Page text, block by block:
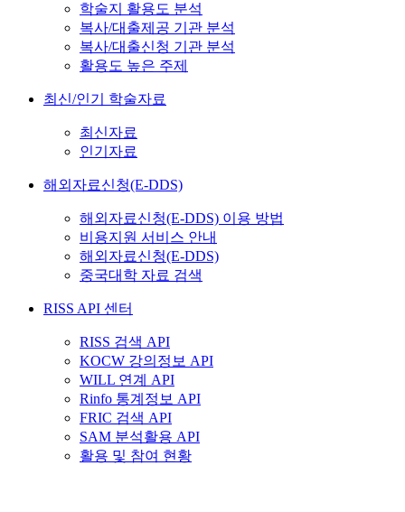
학술지 활용도 분석
복사/대출제공 기관 분석
복사/대출신청 기관 분석
활용도 높은 주제
최신/인기 학술자료
최신자료
인기자료
해외자료신청(E-DDS)
해외자료신청(E-DDS) 이용 방법
비용지원 서비스 안내
해외자료신청(E-DDS)
중국대학 자료 검색
RISS API 센터
RISS 검색 API
KOCW 강의정보 API
WILL 연계 API
Rinfo 통계정보 API
FRIC 검색 API
SAM 분석활용 API
활용 및 참여 현황